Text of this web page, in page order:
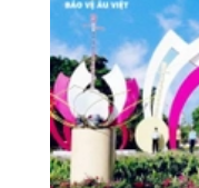
Trang chủ
Giới thiệu
Hồ sơ công ty